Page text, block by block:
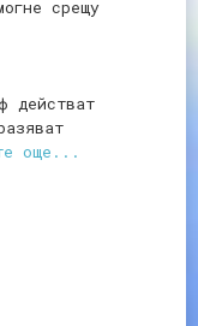
срещу
действат
още...